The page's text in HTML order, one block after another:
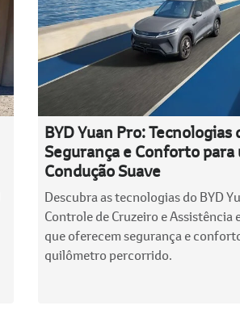
BYD Yuan Pro: Tecnologias
Segurança e Conforto para
Condução Suave
Descubra as tecnologias do BYD
Controle de Cruzeiro e Assistência
que oferecem segurança e
quilômetro percorrido.